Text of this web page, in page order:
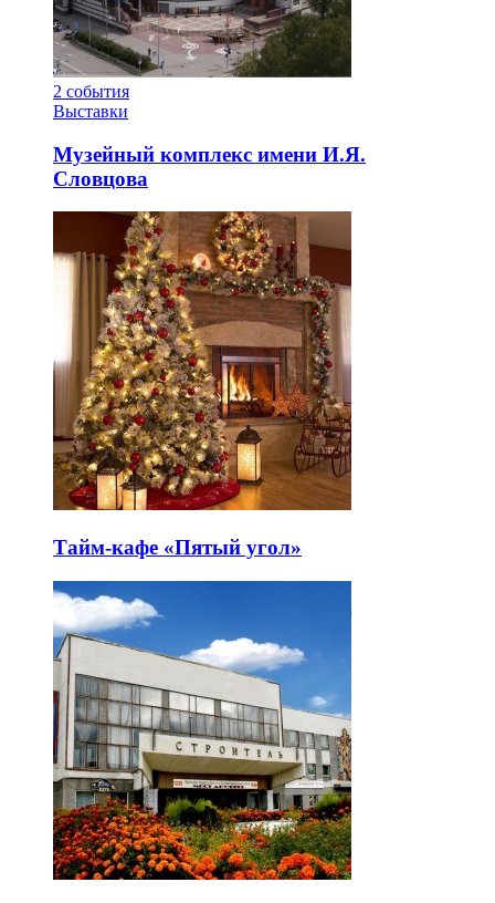
2 события
Выставки
Музейный комплекс имени И.Я.
Словцова
Тайм-кафе «Пятый угол»